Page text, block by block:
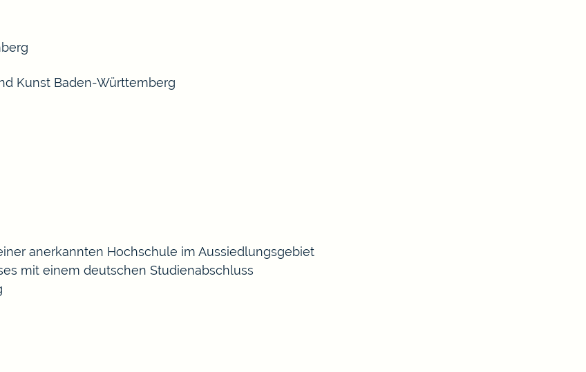
Kunst Baden-Württemberg
anerkannten Hochschule im Aussiedlungsgebiet
mit einem deutschen Studienabschluss